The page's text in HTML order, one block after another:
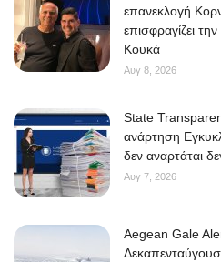
επανεκλογή
επισφραγίζει
Κουκά
Αυγ 8, 2026
State
ανάρτηση
δεν αναρτάται
Αυγ 7, 2026
Aegean Gale